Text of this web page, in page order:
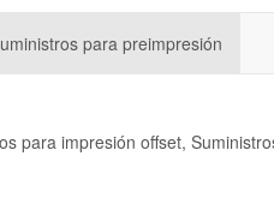
para preimpresión
para impresión offset,